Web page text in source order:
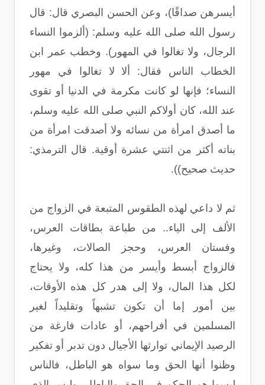
أيسرهن صداقًا)،‏ وعن الحسن البصري قال‏:‏ قال
رسول الله صلى الله عليه وسلم‏:‏ ‏(‏ألزموا النساء
الرجال، ولا تغالوا في المهور)‏‏.‏ وخطب عمر ابن
الخطاب الناس فقال‏:‏ ألا لا تغالوا في مهور
النساء؛ فإنها لو كانت مكرمة في الدنيا أو تقوى
عند الله، كان أولاكم النبي صلى الله عليه وسلم‏،‏
ما أصدق امرأة من نسائه ولا أصدقت امرأة من
بناته أكثر من اثنتي عشرة أوقية‏.‏ قال الترمذي‏:‏
حديث صحيح‏)).
ثم لا داعي لهذه الطقوس المتبعة في الزواج من
الألف إلى الياء.. من طباعة بطاقات العرس،
وفستان العرس، وحجز الصالات، وغيرها،
فالزواج أبسط وأيسر من هذا كله، ولا يحتاج
لكل هذا المال، ولا إلى هدر كل هذه الأوقات،
بين أمور إما أن تكون تشبهاً وتقليداً لغير
المسلمين في أفراحهم، أو عادات فارغة من
الرصيد الإيماني توارثها الأجيال دون تدبر أو تفكير
وظنوا أنها الحق وما سواه هو الباطل، فالناس